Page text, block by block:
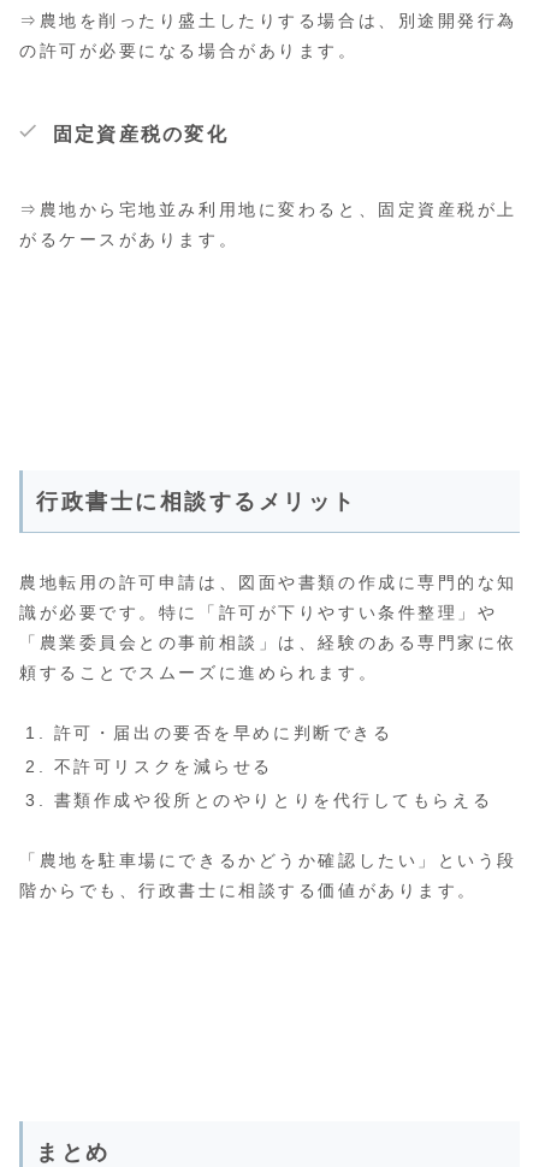
⇒農地を削ったり盛土したりする場合は、別途開発行為
の許可が必要になる場合があります。
固定資産税の変化
⇒農地から宅地並み利用地に変わると、固定資産税が上
がるケースがあります。
行政書士に相談するメリット
農地転用の許可申請は、図面や書類の作成に専門的な知
識が必要です。特に「許可が下りやすい条件整理」や
「農業委員会との事前相談」は、経験のある専門家に依
頼することでスムーズに進められます。
許可・届出の要否を早めに判断できる
不許可リスクを減らせる
書類作成や役所とのやりとりを代行してもらえる
「農地を駐車場にできるかどうか確認したい」という段
階からでも、行政書士に相談する価値があります。
まとめ